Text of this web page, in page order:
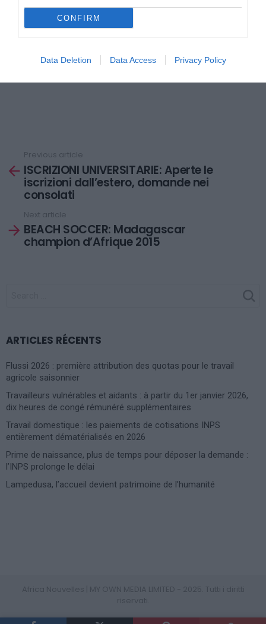
CONFIRM
Data Deletion Data Access Privacy Policy
L’hypothèse actuelle, c’est que des herbicides sont la
cause» de cette maladie, lit-on sur le compte Twitter
effectués se sont révélés négatifs à une infection
more
Previous article
ISCRIZIONI UNIVERSITARIE: Aperte le
iscrizioni dall’estero, domande nei
consolati
Next article
BEACH SOCCER: Madagascar
champion d’Afrique 2015
ARTICLES RÉCENTS
Flussi 2026 : première attribution des quotas pour le travail
agricole saisonnier
Travailleurs vulnérables et aidants : à partir du 1er janvier 2026,
dix heures de congé rémunéré supplémentaires
Travail domestique : les paiements de cotisations INPS
entièrement dématérialisés en 2026
Prime de naissance, plus de temps pour déposer la demande :
l’INPS prolonge le délai
Lampedusa, l’accueil devient patrimoine de l’humanité
PRIVACY POLICY